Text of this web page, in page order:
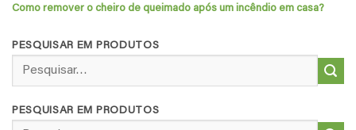
Como remover o cheiro de queimado após um incêndio em casa?
PESQUISAR EM PRODUTOS
por:
PESQUISAR EM PRODUTOS